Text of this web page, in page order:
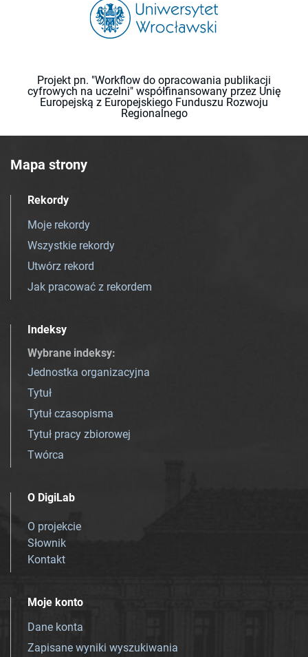
Projekt pn. "Workflow do opracowania publikacji
cyfrowych na uczelni" współfinansowany przez Unię
Europejską z Europejskiego Funduszu Rozwoju
Regionalnego
Mapa strony
Rekordy
Moje rekordy
Wszystkie rekordy
Utwórz rekord
Jak pracować z rekordem
Indeksy
Wybrane indeksy:
Jednostka organizacyjna
Tytuł
Tytuł czasopisma
Tytuł pracy zbiorowej
Twórca
O DigiLab
O projekcie
Słownik
Kontakt
Moje konto
Dane konta
Zapisane wyniki wyszukiwania